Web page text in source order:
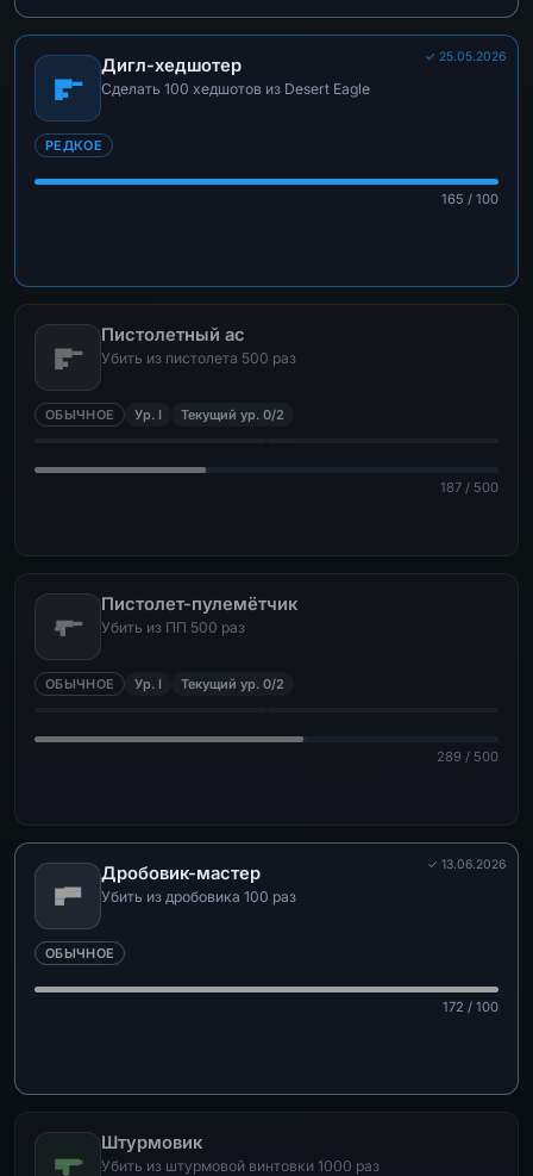
✓ 25.05.2026
Дигл-хедшотер
Сделать 100 хедшотов из Desert Eagle
РЕДКОЕ
165 / 100
Пистолетный ас
Убить из пистолета 500 раз
ОБЫЧНОЕ Ур. I Текущий ур. 0/2
187 / 500
Пистолет-пулемётчик
Убить из ПП 500 раз
ОБЫЧНОЕ Ур. I Текущий ур. 0/2
289 / 500
✓ 13.06.2026
Дробовик-мастер
Убить из дробовика 100 раз
ОБЫЧНОЕ
172 / 100
Штурмовик
Убить из штурмовой винтовки 1000 раз